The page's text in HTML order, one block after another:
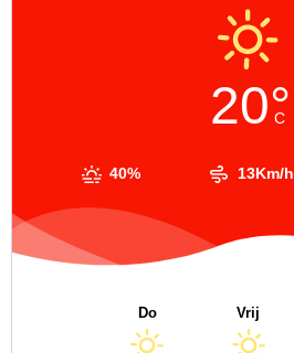
20°
C
40% 13Km/h
Do Vrij